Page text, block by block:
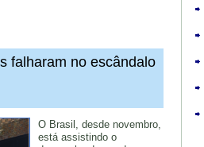
falharam no escândalo
O Brasil, desde novembro,
está assistindo o